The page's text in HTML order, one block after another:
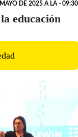
DE 2025 A LA - 09:30
educación